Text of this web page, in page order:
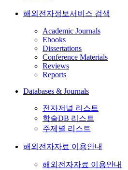
해외전자정보서비스 검색
Academic Journals
Ebooks
Dissertations
Conference Materials
Reviews
Reports
Databases & Journals
전자저널 리스트
학술DB 리스트
주제별 리스트
해외전자자료 이용안내
해외전자자료 이용안내